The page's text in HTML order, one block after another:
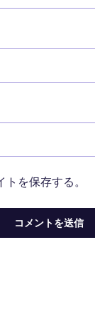
を保存する。